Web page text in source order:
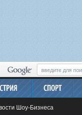
Шоу-Бизнеса